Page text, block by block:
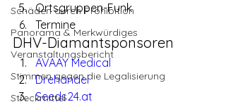
Schäden durch Prohibition
Panorama & Merkwürdiges
Veranstaltungsbericht
Stimmen gegen die Legalisierung
Streckmittel
Ortsgruppen-Funk
Termine
DHV-Diamantsponsoren
AVAAY Medical
Drehandel
Seeds24.at